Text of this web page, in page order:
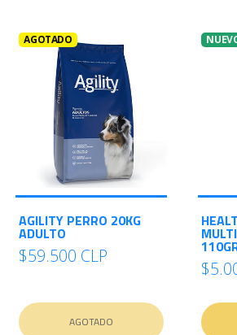
AGOTADO
AGILITY PERRO 20KG
ADULTO
$59.500 CLP
AGOTADO